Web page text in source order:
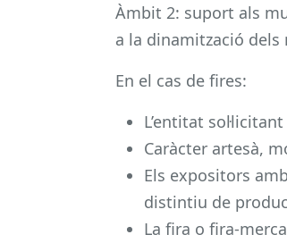
Àmbit 2: suport als
a la dinamització dels
En el cas de fires:
L’entitat
Caràcter artesà,
Els expositors
distintiu de
La fira o fira-